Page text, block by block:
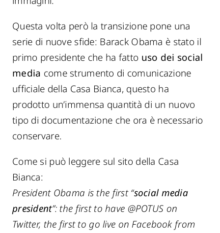
Questa volta però la transizione pone una
serie di nuove sfide: Barack Obama è stato il
primo presidente che ha fatto uso dei social
media come strumento di comunicazione
ufficiale della Casa Bianca, questo ha
prodotto un’immensa quantità di un nuovo
tipo di documentazione che ora è necessario
conservare.
Come si può leggere sul sito della Casa
Bianca:
President Obama is the first “social media
president”: the first to have @POTUS on
Twitter, the first to go live on Facebook from